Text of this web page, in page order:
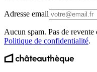
Adresse email
Aucun spam. Pas de
Politique de confidentialité.